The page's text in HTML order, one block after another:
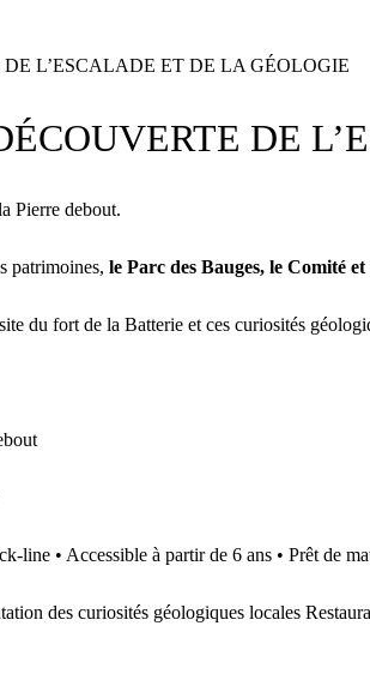
L’ESCALADE ET DE LA GÉOLOGIE
DE
Pierre debout.
patrimoines, le Parc des Bauges, le Comité
du fort de la Batterie et ces curiosités
line • Accessible à partir de 6 ans • Prêt de
des curiosités géologiques locales